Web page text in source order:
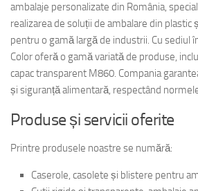
ambalaje personalizate din România,
realizarea de soluții de ambalare din plastic
pentru o gamă largă de industrii. Cu sediul
Color oferă o gamă variată de produse,
capac transparent M860. Compania
și siguranță alimentară, respectând
Produse și servicii oferite
Printre produsele noastre se numără:
Caserole, casolete și blistere pentru